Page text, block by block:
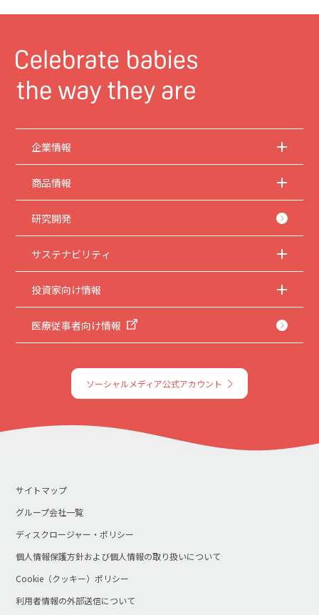
企業情報
商品情報
研究開発
サステナビリティ
投資家向け情報
医療従事者向け情報
ソーシャルメディア公式アカウント
サイトマップ
グループ会社一覧
ディスクロージャー・ポリシー
個人情報保護方針および個人情報の取り扱いについて
Cookie（クッキー）ポリシー
利用者情報の外部送信について